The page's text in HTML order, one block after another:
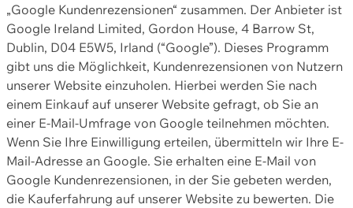
„Google Kundenrezensionen“ zusammen. Der Anbieter ist
Google Ireland Limited, Gordon House, 4 Barrow St,
Dublin, D04 E5W5, Irland (“Google”). Dieses Programm
gibt uns die Möglichkeit, Kundenrezensionen von Nutzern
unserer Website einzuholen. Hierbei werden Sie nach
einem Einkauf auf unserer Website gefragt, ob Sie an
einer E-Mail-Umfrage von Google teilnehmen möchten.
Wenn Sie Ihre Einwilligung erteilen, übermitteln wir Ihre E-
Mail-Adresse an Google. Sie erhalten eine E-Mail von
Google Kundenrezensionen, in der Sie gebeten werden,
die Kauferfahrung auf unserer Website zu bewerten. Die